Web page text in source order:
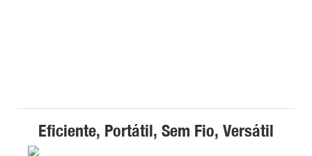
Eficiente, Portátil, Sem Fio, Versátil